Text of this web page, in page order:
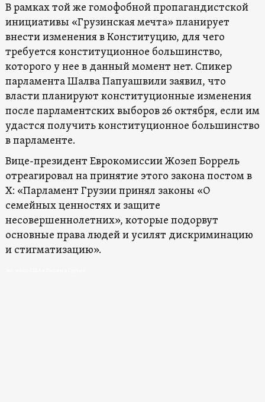
В рамках той же гомофобной пропагандистской
инициативы «Грузинская мечта» планирует
внести изменения в Конституцию, для чего
требуется конституционное большинство,
которого у нее в данный момент нет. Спикер
парламента Шалва Папуашвили заявил, что
власти планируют конституционные изменения
после парламентских выборов 26 октября, если им
удастся получить конституционное большинство
в парламенте.
Вице-президент Еврокомиссии Жозеп Боррель
отреагировал на принятие этого закона постом в
X: «Парламент Грузии принял законы «О
семейных ценностях и защите
несовершеннолетних», которые подорвут
основные права людей и усилят дискриминацию
и стигматизацию».